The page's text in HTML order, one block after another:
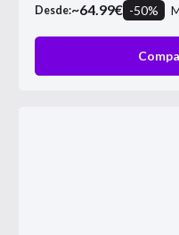
Desde:~64.99€ -50%